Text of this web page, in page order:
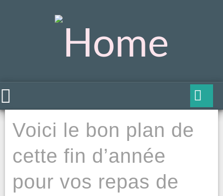
Voici le bon plan de
cette fin d’année
pour vos repas de